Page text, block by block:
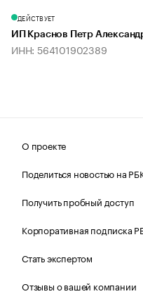
ДЕЙСТВУЕТ
ИП Краснов Петр
ИНН: 564101902389
О проекте
Поделиться новостью на
Получить пробный доступ
Корпоративная подписка
Стать экспертом
Отзывы о вашей компании